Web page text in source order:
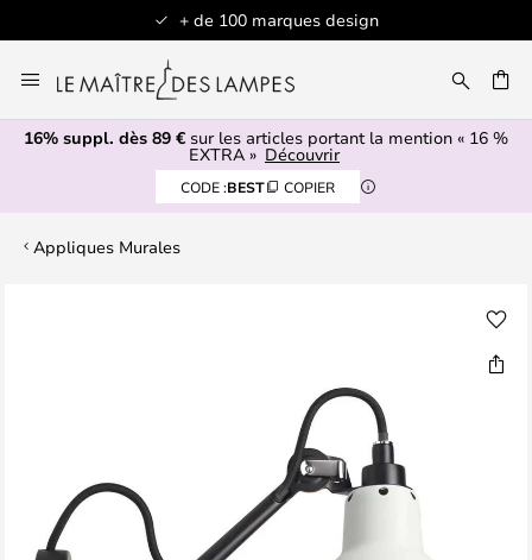
+ de 100 marques design
au
contenu
16% suppl. dès 89 € sur les articles portant la mention « 16 %
EXTRA » Découvrir
CODE :BEST COPIER
Appliques Murales
gallery